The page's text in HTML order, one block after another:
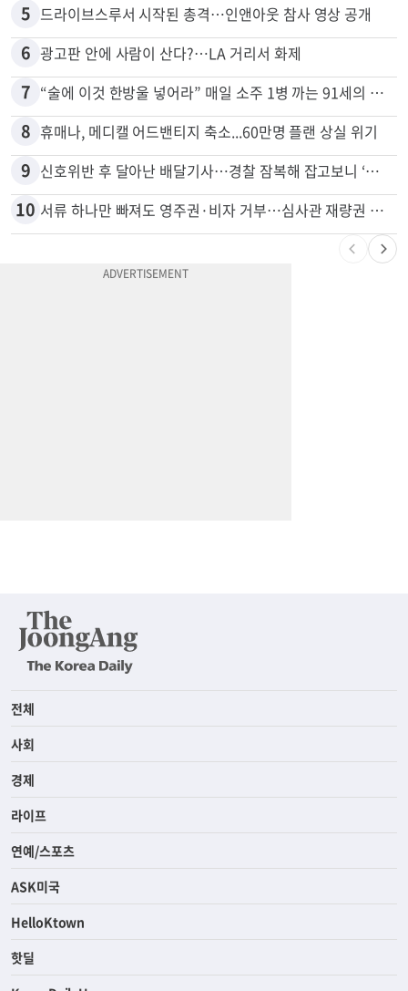
5 드라이브스루서 시작된 총격…인앤아웃 참사 영상 공개
6 광고판 안에 사람이 산다?…LA 거리서 화제
7 “술에 이것 한방울 넣어라” 매일 소주 1병 까는 91세의 철칙
8 휴매나, 메디캘 어드밴티지 축소...60만명 플랜 상실 위기
9 신호위반 후 달아난 배달기사…경찰 잠복해 잡고보니 ‘반전’
10 서류 하나만 빠져도 영주권·비자 거부…심사관 재량권 대폭 확대
전체
사회
경제
라이프
연예/스포츠
ASK미국
HelloKtown
핫딜